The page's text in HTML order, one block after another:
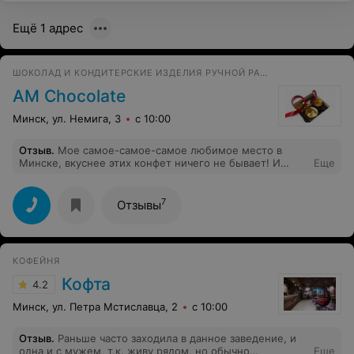
Ещё 1 адрес
AM Chocolate
Минск, ул. Немига, 3 с 10:00
Отзыв. Мое самое-самое-самое любимое место в
Минске, вкуснее этих конфет ничего не бывает! И
Еще
Отзывы7
КОФЕЙНЯ
4.2 Кофта
Минск, ул. Петра Мстиславца, 2 с 10:00
Отзыв. Раньше часто заходила в данное заведение, и
одна и с мужем, т.к. живу рядом, но обычно
Еще